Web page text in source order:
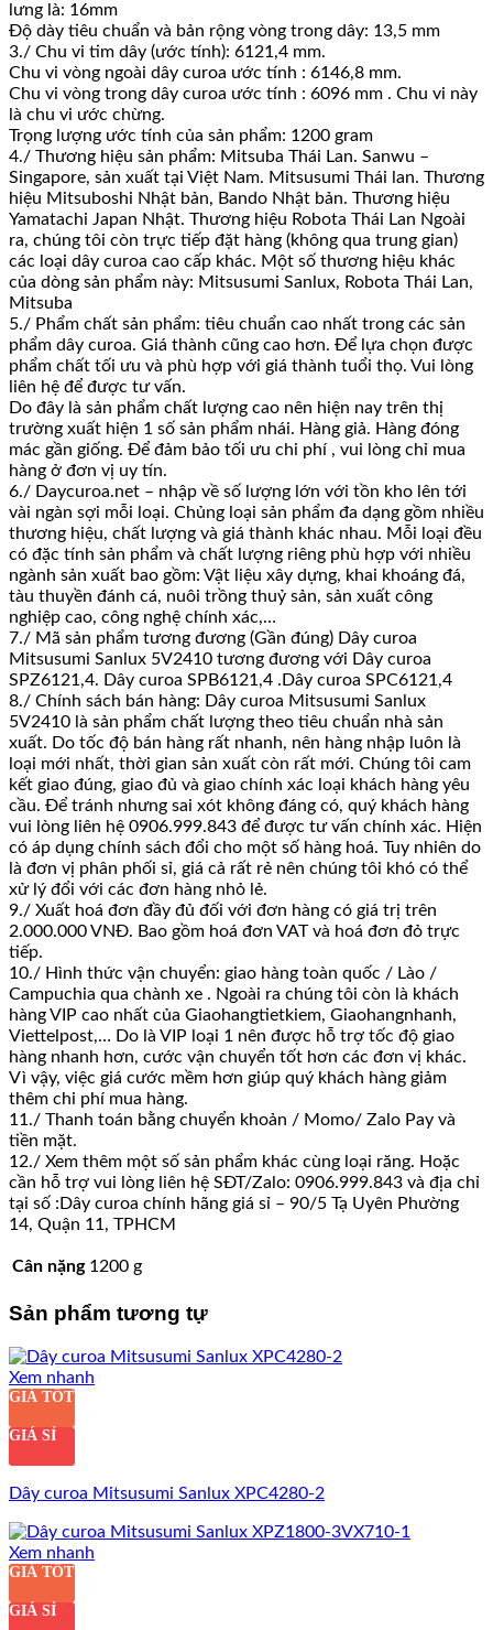
lưng là: 16mm
Độ dày tiêu chuẩn và bản rộng vòng trong dây: 13,5 mm
3./ Chu vi tim dây (ước tính): 6121,4 mm.
Chu vi vòng ngoài dây curoa ước tính : 6146,8 mm.
Chu vi vòng trong dây curoa ước tính : 6096 mm . Chu vi này
là chu vi ước chừng.
Trọng lượng ước tính của sản phẩm: 1200 gram
4./ Thương hiệu sản phẩm: Mitsuba Thái Lan. Sanwu –
Singapore, sản xuất tại Việt Nam. Mitsusumi Thái lan. Thương
hiệu Mitsuboshi Nhật bản, Bando Nhật bản. Thương hiệu
Yamatachi Japan Nhật. Thương hiệu Robota Thái Lan Ngoài
ra, chúng tôi còn trực tiếp đặt hàng (không qua trung gian)
các loại dây curoa cao cấp khác. Một số thương hiệu khác
của dòng sản phẩm này: Mitsusumi Sanlux, Robota Thái Lan,
Mitsuba
5./ Phẩm chất sản phẩm: tiêu chuẩn cao nhất trong các sản
phẩm dây curoa. Giá thành cũng cao hơn. Để lựa chọn được
phẩm chất tối ưu và phù hợp với giá thành tuổi thọ. Vui lòng
liên hệ để được tư vấn.
Do đây là sản phẩm chất lượng cao nên hiện nay trên thị
trường xuất hiện 1 số sản phẩm nhái. Hàng giả. Hàng đóng
mác gần giống. Để đảm bảo tối ưu chi phí , vui lòng chỉ mua
hàng ở đơn vị uy tín.
6./ Daycuroa.net – nhập về số lượng lớn với tồn kho lên tới
vài ngàn sợi mỗi loại. Chủng loại sản phẩm đa dạng gồm nhiều
thương hiệu, chất lượng và giá thành khác nhau. Mỗi loại đều
có đặc tính sản phẩm và chất lượng riêng phù hợp với nhiều
ngành sản xuất bao gồm: Vật liệu xây dựng, khai khoáng đá,
tàu thuyền đánh cá, nuôi trồng thuỷ sản, sản xuất công
nghiệp cao, công nghệ chính xác,…
7./ Mã sản phẩm tương đương (Gần đúng) Dây curoa
Mitsusumi Sanlux 5V2410 tương đương với Dây curoa
SPZ6121,4. Dây curoa SPB6121,4 .Dây curoa SPC6121,4
8./ Chính sách bán hàng: Dây curoa Mitsusumi Sanlux
5V2410 là sản phẩm chất lượng theo tiêu chuẩn nhà sản
xuất. Do tốc độ bán hàng rất nhanh, nên hàng nhập luôn là
loại mới nhất, thời gian sản xuất còn rất mới. Chúng tôi cam
kết giao đúng, giao đủ và giao chính xác loại khách hàng yêu
cầu. Để tránh nhưng sai xót không đáng có, quý khách hàng
vui lòng liên hệ 0906.999.843 để được tư vấn chính xác. Hiện
có áp dụng chính sách đổi cho một số hàng hoá. Tuy nhiên do
là đơn vị phân phối sỉ, giá cả rất rẻ nên chúng tôi khó có thể
xử lý đổi với các đơn hàng nhỏ lẻ.
9./ Xuất hoá đơn đầy đủ đối với đơn hàng có giá trị trên
2.000.000 VNĐ. Bao gồm hoá đơn VAT và hoá đơn đỏ trực
tiếp.
10./ Hình thức vận chuyển: giao hàng toàn quốc / Lào /
Campuchia qua chành xe . Ngoài ra chúng tôi còn là khách
hàng VIP cao nhất của Giaohangtietkiem, Giaohangnhanh,
Viettelpost,… Do là VIP loại 1 nên được hỗ trợ tốc độ giao
hàng nhanh hơn, cước vận chuyển tốt hơn các đơn vị khác.
Vì vậy, việc giá cước mềm hơn giúp quý khách hàng giảm
thêm chi phí mua hàng.
11./ Thanh toán bằng chuyển khoản / Momo/ Zalo Pay và
tiền mặt.
12./ Xem thêm một số sản phẩm khác cùng loại răng. Hoặc
cần hỗ trợ vui lòng liên hệ SĐT/Zalo: 0906.999.843 và địa chỉ
tại số :Dây curoa chính hãng giá sỉ – 90/5 Tạ Uyên Phường
14, Quận 11, TPHCM
Cân nặng 1200 g
Sản phẩm tương tự
Xem nhanh
GIÁ TỐT
GIÁ SỈ
Dây curoa Mitsusumi Sanlux XPC4280-2
Xem nhanh
GIÁ TỐT
GIÁ SỈ